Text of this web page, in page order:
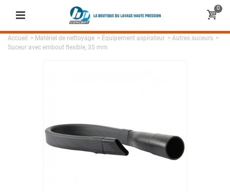
0
Accueil > Matériel de nettoyage > Équipement aspirateur > Autres suceurs >
Suceur avec embout flexible, 35 mm